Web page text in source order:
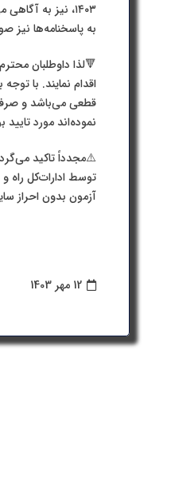
۱۴۰۳، نیز به
به پاسخنامه‌ها نیز
قطعی می‌باشد و صرفاً
نموده‌اند مورد تایید بوده و نتایج یاد
⚠️مجدداً تاکید
توسط ادارات‌کل
آزمون بدون احراز
12 مهر 1403